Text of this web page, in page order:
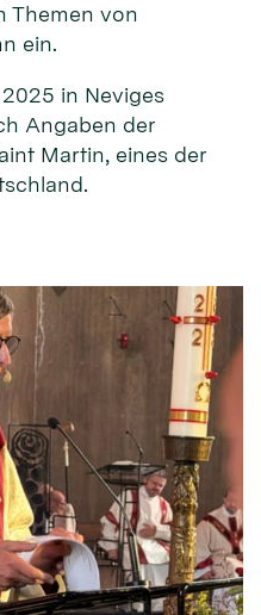
Themen von
ein.
in Neviges
Angaben der
Martin, eines der